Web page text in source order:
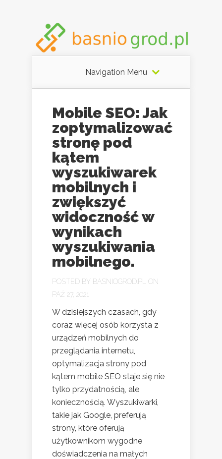
Navigation Menu
Mobile SEO: Jak
zoptymalizować
stronę pod
kątem
wyszukiwarek
mobilnych i
zwiększyć
widoczność w
wynikach
wyszukiwania
mobilnego.
POSTED BY BASNIOGROD.PL
ON
PAŹ 27, 2021
W dzisiejszych czasach, gdy
coraz więcej osób korzysta z
urządzeń mobilnych do
przeglądania internetu,
optymalizacja strony pod
kątem mobile SEO staje się nie
tylko przydatnością, ale
koniecznością. Wyszukiwarki,
takie jak Google, preferują
strony, które oferują
użytkownikom wygodne
doświadczenia na małych